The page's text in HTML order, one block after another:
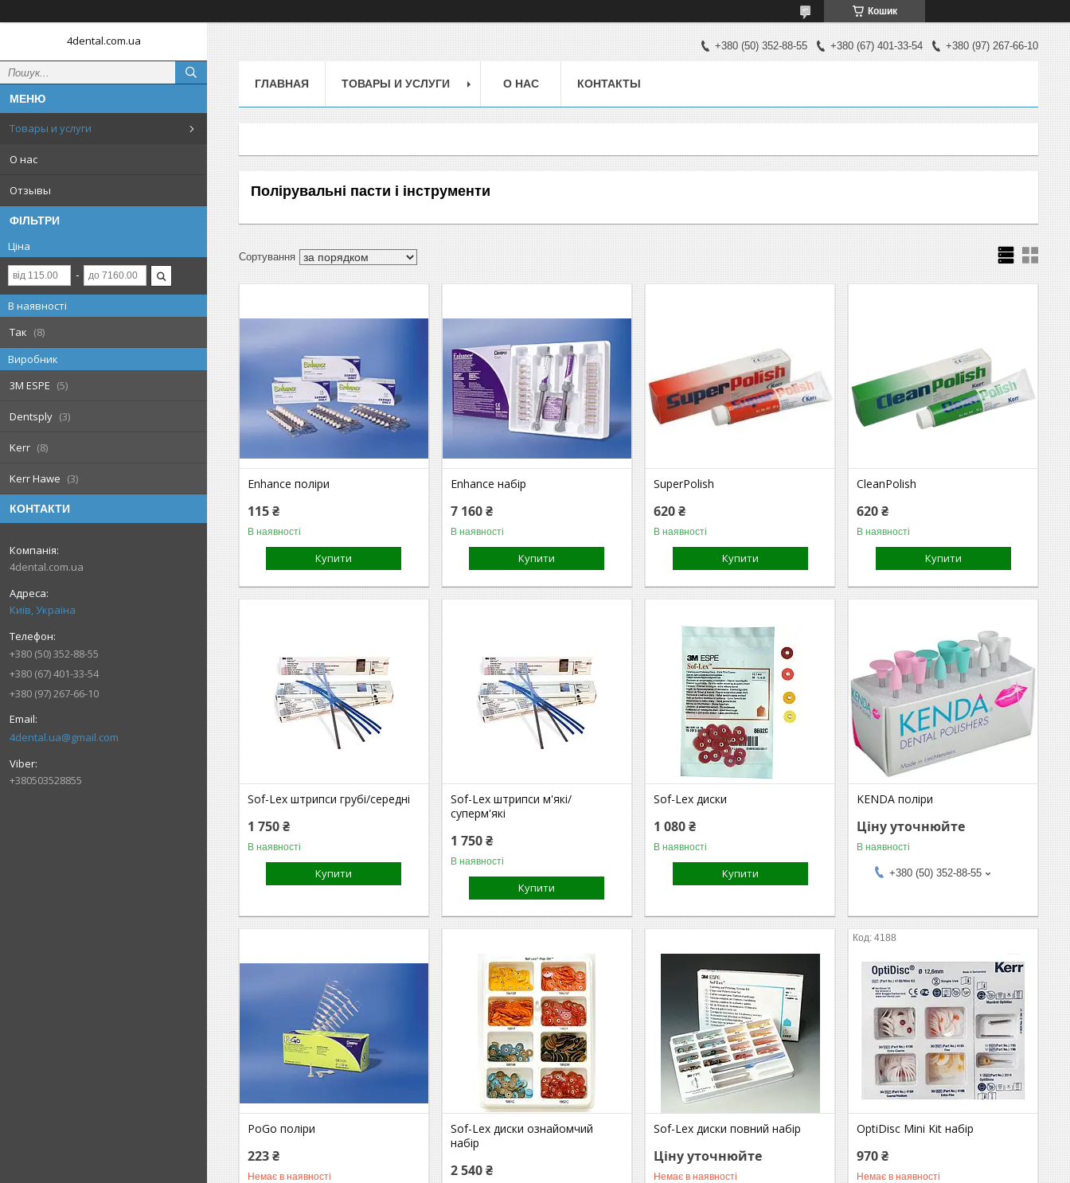
Кошик
4dental.com.ua
Товары и услуги
О нас
Отзывы
ФІЛЬТРИ
Ціна
В наявності
Так
8
Виробник
3M ESPE
5
Dentsply 3
Kerr 8
Kerr Hawe 3
КОНТАКТИ
4dental.com.ua
Київ, Україна
+380 (50) 352-88-55
+380 (67) 401-33-54
+380 (97) 267-66-10
4dental.ua@gmail.com
+380503528855
+380 (50) 352-88-55 +380 (67) 401-33-54 +380 (97) 267-66-10
ГЛАВНАЯ ТОВАРЫ И УСЛУГИ О НАС КОНТАКТЫ
Полірувальні пасти і інструменти
Enhance поліри
115 ₴
В наявності
Купити
Enhance набір
7 160 ₴
В наявності
Купити
SuperPolish
620 ₴
В наявності
Купити
CleanPolish
620 ₴
В наявності
Купити
Sof-Lex штрипси грубі/середні
1 750 ₴
В наявності
Купити
Sof-Lex штрипси м'які/
суперм'які
1 750 ₴
В наявності
Купити
Sof-Lex диски
1 080 ₴
В наявності
Купити
KENDA поліри
Ціну уточнюйте
В наявності
+380 (50) 352-88-55
PoGo поліри
223 ₴
Немає в наявності
Sof-Lex диски ознайомчий
набір
2 540 ₴
Sof-Lex диски повний набір
Ціну уточнюйте
Немає в наявності
4188
OptiDisc Mini Kit набір
970 ₴
Немає в наявності